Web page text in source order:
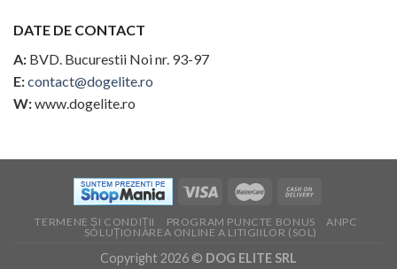
DATE DE CONTACT
A: BVD. Bucurestii Noi nr. 93-97
E:contact@dogelite.ro
W:www.dogelite.ro
TERMENE ȘI CONDIȚII PROGRAM PUNCTE BONUS
ANPC
SOLUȚIONAREA ONLINE A LITIGIILOR (SOL)
Copyright 2026 © DOG ELITE SRL